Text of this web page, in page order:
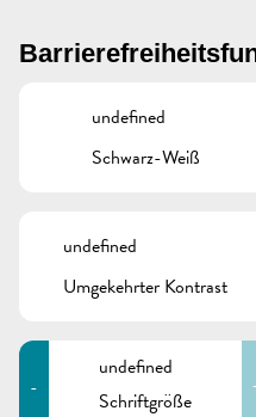
undefined
Schwarz-Weiß
undefined
Umgekehrter Kontrast
-
undefined
Schriftgröße